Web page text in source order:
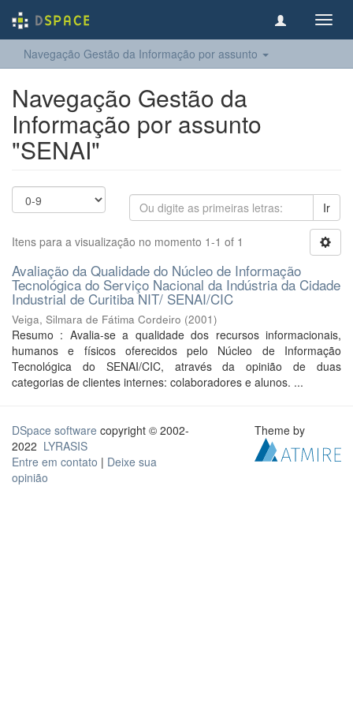
Navegação Gestão da Informação por assunto
Navegação Gestão da
Informação por assunto
"SENAI"
Ir
Itens para a visualização no momento 1-1 of 1
Avaliação da Qualidade do Núcleo de Informação
Tecnológica do Serviço Nacional da Indústria da Cidade
Industrial de Curitiba NIT/ SENAI/CIC
Veiga, Silmara de Fátima Cordeiro (2001)
Resumo : Avalia-se a qualidade dos recursos informacionais,
humanos e físicos oferecidos pelo Núcleo de Informação
Tecnológica do SENAI/CIC, através da opinião de duas
categorias de clientes internes: colaboradores e alunos. ...
DSpace software copyright © 2002-
2022 LYRASIS
Entre em contato | Deixe sua
opinião
Theme by